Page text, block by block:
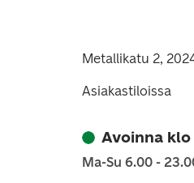
Metallikatu 2,
Asiakastiloissa
Avoinna
Ma-Su 6.00 -